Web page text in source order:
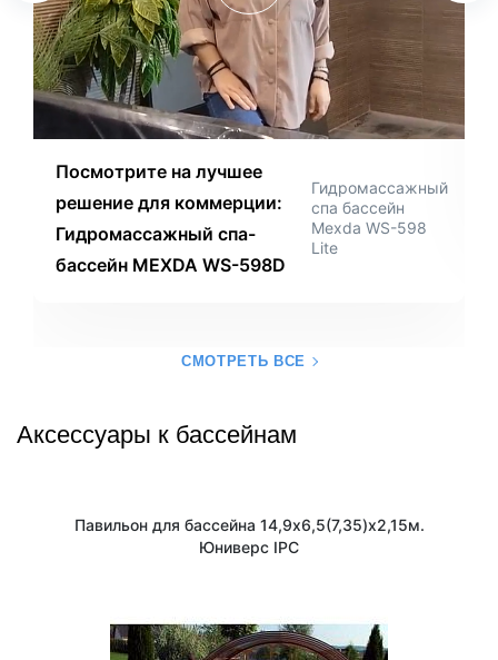
Посмотрите на лучшее
решение для коммерции:
Гидромассажный спа-
бассейн MEXDA WS-598D
Гидромассажный
спа бассейн
Mexda WS-598
Lite
СМОТРЕТЬ ВСЕ
Аксессуары к бассейнам
Павильон для бассейна 14,9х6,5(7,35)х2,15м.
Юниверс IPC